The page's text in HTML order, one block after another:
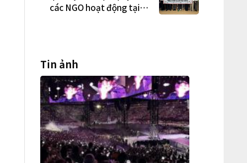
các NGO hoạt động tại
Tin ảnh